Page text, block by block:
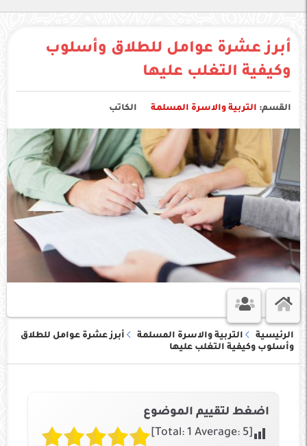
أبرز عشرة عوامل للطلاق وأسلوب
وكيفية التغلب عليها
القسم: التربية والاسرة المسلمة الكاتب
الرئيسية التربية والاسرة المسلمة
أبرز عشرة عوامل للطلاق
وأسلوب وكيفية التغلب عليها
اضغط لتقييم الموضوع
[Total:
1 Average: 5
]